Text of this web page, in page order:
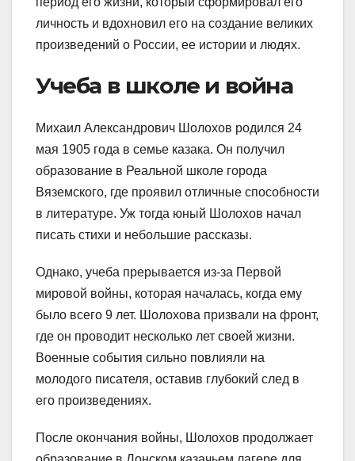
личность и вдохновил его на создание великих
произведений о России, ее истории и людях.
Учеба в школе и война
Михаил Александрович Шолохов родился 24
мая 1905 года в семье казака. Он получил
образование в Реальной школе города
Вяземского, где проявил отличные способности
в литературе. Уж тогда юный Шолохов начал
писать стихи и небольшие рассказы.
Однако, учеба прерывается из-за Первой
мировой войны, которая началась, когда ему
было всего 9 лет. Шолохова призвали на фронт,
где он проводит несколько лет своей жизни.
Военные события сильно повлияли на
молодого писателя, оставив глубокий след в
его произведениях.
После окончания войны, Шолохов продолжает